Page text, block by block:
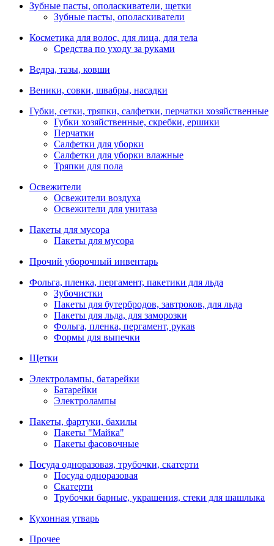
Зубные пасты, ополаскиватели, щетки
Зубные пасты, ополаскиватели
Косметика для волос, для лица, для тела
Средства по уходу за руками
Ведра, тазы, ковши
Веники, совки, швабры, насадки
Губки, сетки, тряпки, салфетки, перчатки хозяйственные
Губки хозяйственные, скребки, ершики
Перчатки
Салфетки для уборки
Салфетки для уборки влажные
Тряпки для пола
Освежители
Освежители воздуха
Освежители для унитаза
Пакеты для мусора
Пакеты для мусора
Прочий уборочный инвентарь
Фольга, пленка, пергамент, пакетики для льда
Зубочистки
Пакеты для бутербродов, завтроков, для льда
Пакеты для льда, для заморозки
Фольга, пленка, пергамент, рукав
Формы для выпечки
Щетки
Электролампы, батарейки
Батарейки
Электролампы
Пакеты, фартуки, бахилы
Пакеты "Майка"
Пакеты фасовочные
Посуда одноразовая, трубочки, скатерти
Посуда одноразовая
Скатерти
Трубочки барные, украшения, стеки для шашлыка
Кухонная утварь
Прочее